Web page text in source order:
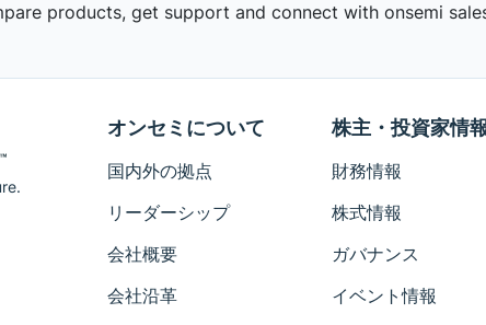
products, get support and connect with onsemi
オンセミについて
国内外の拠点
リーダーシップ
会社概要
会社沿革
株主・投資家情
財務情報
株式情報
ガバナンス
イベント情報